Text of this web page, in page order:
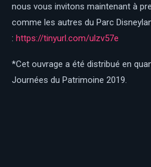
nous vous invitons maintenant à
comme les autres du Parc
: https://tinyurl.com/ulzv57e
*Cet ouvrage a été distribué en
Journées du Patrimoine 2019.